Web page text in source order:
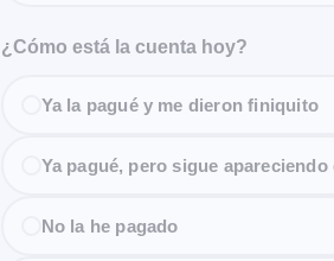
¿Cómo está la cuenta hoy?
Ya la pagué y me dieron finiquito
Ya pagué, pero sigue apareciendo
No la he pagado